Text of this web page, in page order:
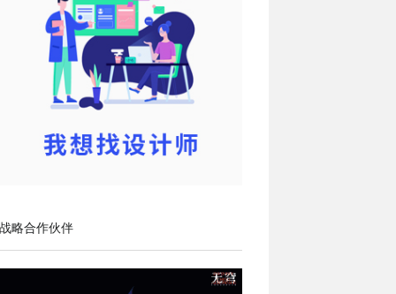
略合作伙伴